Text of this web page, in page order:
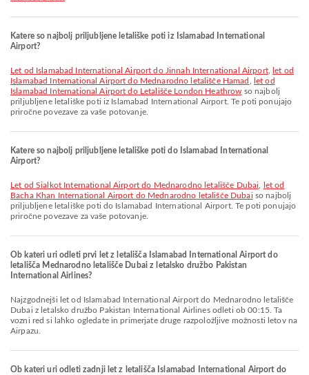
Katere so najbolj priljubljene letališke poti iz Islamabad International
Airport?
let od Islamabad International Airport do Jinnah International Airport,
let od
Islamabad International Airport do Mednarodno letališče Hamad
let od
Islamabad International Airport do Letališče London Heathrow so najbolj
priljubljene letališke poti iz Islamabad International Airport. Te poti ponujajo
priročne povezave za vaše potovanje.
Katere so najbolj priljubljene letališke poti do Islamabad International
Airport?
let od Sialkot International Airport do Mednarodno letališče Dubai
let od
Bacha Khan International Airport do Mednarodno letališče Dubai so najbolj
priljubljene letališke poti do Islamabad International Airport. Te poti ponujajo
priročne povezave za vaše potovanje.
Ob kateri uri odleti prvi let z letališča Islamabad International Airport do
letališča Mednarodno letališče Dubai z letalsko družbo Pakistan
International Airlines?
Najzgodnejši let od Islamabad International Airport do Mednarodno letališče
Dubai z letalsko družbo Pakistan International Airlines odleti ob 00:15. Ta
vozni red si lahko ogledate in primerjate druge razpoložljive možnosti letov na
Airpazu.
Ob kateri uri odleti zadnji let z letališča Islamabad International Airport do